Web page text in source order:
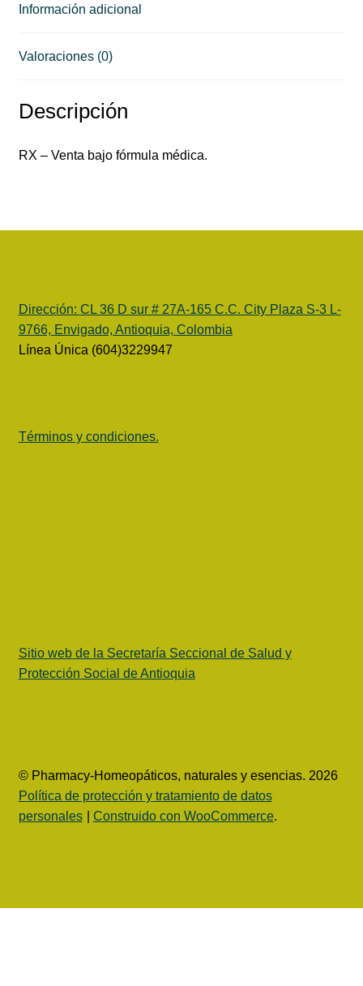
Información adicional
Valoraciones (0)
Descripción
RX – Venta bajo fórmula médica.
Dirección: CL 36 D sur # 27A-165 C.C. City Plaza S-3 L-
9766, Envigado, Antioquia, Colombia
Línea Única (604)3229947
Términos y condiciones.
Sitio web de la Secretaría Seccional de Salud y
Protección Social de Antioquia
© Pharmacy-Homeopáticos, naturales y esencias. 2026
Política de protección y tratamiento de datos
personales
Construido con WooCommerce.